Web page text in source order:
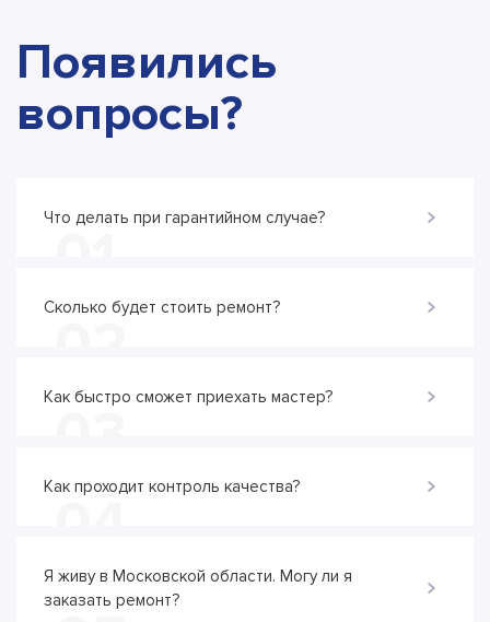
Появились
вопросы?
Что делать при гарантийном случае?
Сколько будет стоить ремонт?
Как быстро сможет приехать мастер?
Как проходит контроль качества?
Я живу в Московской области. Могу ли я
заказать ремонт?